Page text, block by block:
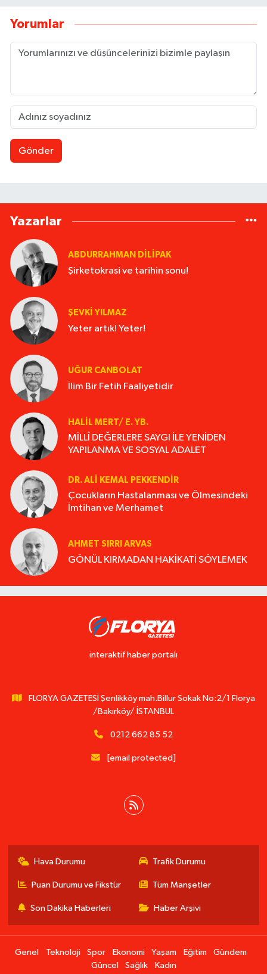
Yorumlar
Gönder
Yazarlar
ABDURRAHMAN DILIPAK
Şirketokrasi ve tarihin sonu!
ŞEVKİ YILMAZ
Yeter artık! Yeter!
UĞUR CANBOLAT
İlim Bir Fetih Faaliyetidir
HALIL MERT/ E. YB.
MİLLÎ DEĞERLERE SAYGI İLE YENİDEN
YAPILANMA VE SOSYAL ADALET
DR. ALI KEMAL PEKKENDIR
Çocukların Hastalanması ve Ölmesindeki
İmtihan ve Merhamet
AHMET SIRRI ARVAS
GÖNÜL KIRMADAN HAKİKATİ SÖYLEMEK
interaktif haber portalı
FLORYA GAZETESİ Şenlikköy mah.Billur Sokak No:2/1 Florya
/Bakırköy/ İSTANBUL
0212 662 85 52
[email protected]
Hava Durumu Trafik Durumu
Puan Durumu ve Fikstür Tüm Manşetler
Son Dakika Haberleri Haber Arşivi
Genel Teknoloji Spor Ekonomi Yaşam Eğitim
Gündem
Güncel
Sağlık Kadın